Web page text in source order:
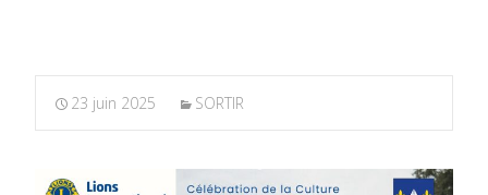
23 juin 2025 SORTIR